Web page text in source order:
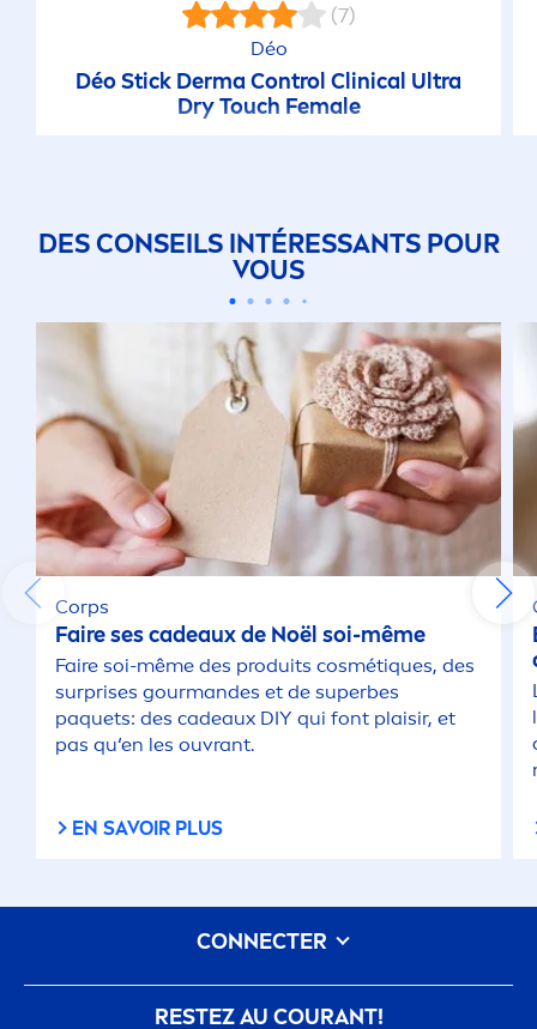
(7)
Déo
Déo Stick Derma Control Clinical Ultra
Dry Touch Female
DES CONSEILS INTÉRESSANTS POUR
VOUS
Corps
Faire ses cadeaux de Noël soi-même
Faire soi-même des produits cosmétiques, des
surprises gourmandes et de superbes
paquets: des cadeaux DIY qui font plaisir, et
pas qu‘en les ouvrant.
EN SAVOIR PLUS
RESTEZ AU COURANT!
CONNECTER